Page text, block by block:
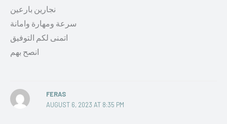
نجارين بارعين
سرعة ومهارة وامانة
اتمنى لكم التوفيق
انصح بهم
FERAS
AUGUST 6, 2023 AT 8:35 PM